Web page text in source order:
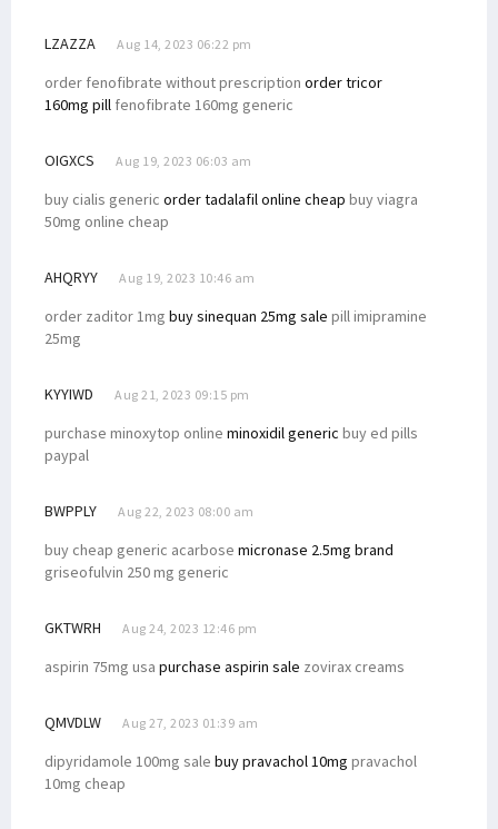
LZAZZA Aug 14, 2023 06:22 pm
order fenofibrate without prescription order tricor
160mg pill fenofibrate 160mg generic
OIGXCS Aug 19, 2023 06:03 am
buy cialis generic order tadalafil online cheap buy viagra
50mg online cheap
AHQRYY Aug 19, 2023 10:46 am
order zaditor 1mg buy sinequan 25mg sale pill imipramine
25mg
KYYIWD Aug 21, 2023 09:15 pm
purchase minoxytop online minoxidil generic buy ed pills
paypal
BWPPLY Aug 22, 2023 08:00 am
buy cheap generic acarbose micronase 2.5mg brand
griseofulvin 250 mg generic
GKTWRH Aug 24, 2023 12:46 pm
aspirin 75mg usa purchase aspirin sale zovirax creams
QMVDLW Aug 27, 2023 01:39 am
dipyridamole 100mg sale buy pravachol 10mg pravachol
10mg cheap